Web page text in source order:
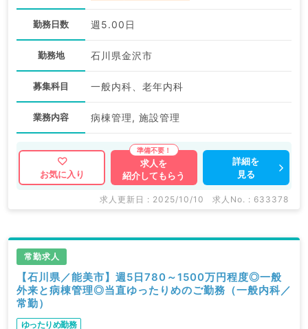
勤務日数 週5.00日
勤務地 石川県金沢市
募集科目 一般内科、老年内科
業務内容 病棟管理, 施設管理
お気に入り
求人を
紹介してもらう
詳細を
見る
求人更新日 : 2025/10/10 求人No. : 633378
常勤求人
【石川県／能美市】週5日780～1500万円程度◎一般
外来と病棟管理◎当直ゆったりめのご勤務（一般内科／
常勤）
ゆったりめ勤務